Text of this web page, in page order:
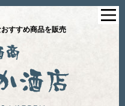
すすめ商品を販売